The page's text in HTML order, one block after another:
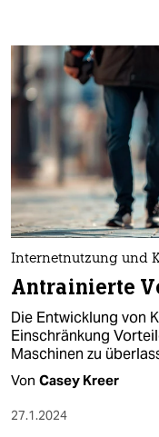
Internetnutzung und
Antrainierte
Die Entwicklung von
Einschränkung
Maschinen zu
Von Casey Kreer
27.1.2024